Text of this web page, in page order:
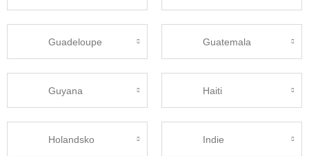
Guadeloupe Guatemala
Guyana Haiti
Holandsko Indie